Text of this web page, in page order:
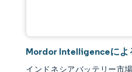
Mordor Intelligenceによ
インドネシアバッテリー市